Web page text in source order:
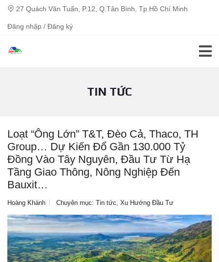
27 Quách Văn Tuấn, P.12, Q.Tân Bình, Tp.Hồ Chí Minh
Đăng nhập / Đăng ký
TIN TỨC
Loạt “ông Lớn” T&T, Đèo Cả, Thaco, TH
Group… Dự Kiến Đổ Gần 130.000 Tỷ
Đồng Vào Tây Nguyên, Đầu Tư Từ Hạ
Tầng Giao Thông, Nông Nghiệp Đến
Bauxit…
Hoàng Khánh Chuyên mục: Tin tức, Xu Hướng Đầu Tư